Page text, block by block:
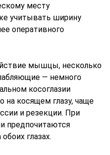
месту
учитывать ширину
оперативного
мышцы, несколько
— немного
косоглазии
на косящем глазу, чаще
и резекции. При
предпочитаются
глазах.